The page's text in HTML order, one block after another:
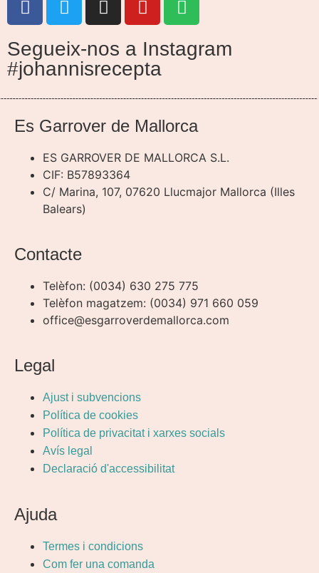
Segueix-nos a Instagram
#johannisrecepta
Es Garrover de Mallorca
ES GARROVER DE MALLORCA S.L.
CIF: B57893364
C/ Marina, 107, 07620 Llucmajor Mallorca (Illes
Balears)
Contacte
Telèfon: (0034) 630 275 775
Telèfon magatzem: (0034) 971 660 059
office@esgarroverdemallorca.com
Legal
Ajust i subvencions
Política de cookies
Política de privacitat i xarxes socials
Avís legal
Declaració d'accessibilitat
Ajuda
Termes i condicions
Com fer una comanda